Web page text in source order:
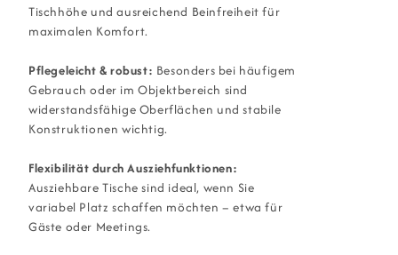
Tischhöhe und ausreichend Beinfreiheit für
maximalen Komfort.
Pflegeleicht & robust: Besonders bei häufigem
Gebrauch oder im Objektbereich sind
widerstandsfähige Oberflächen und stabile
Konstruktionen wichtig.
Flexibilität durch Ausziehfunktionen:
Ausziehbare Tische sind ideal, wenn Sie
variabel Platz schaffen möchten – etwa für
Gäste oder Meetings.